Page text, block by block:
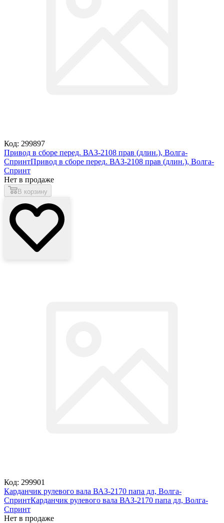
Код: 299897
Привод в сборе перед. ВАЗ-2108 прав (длин.), Волга-
СпринтПривод в сборе перед. ВАЗ-2108 прав (длин.), Волга-
Спринт
Нет в продаже
В корзину
Код: 299901
Карданчик рулевого вала ВАЗ-2170 папа дл, Волга-
СпринтКарданчик рулевого вала ВАЗ-2170 папа дл, Волга-
Спринт
Нет в продаже